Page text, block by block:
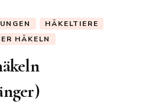
HÄKELTIERE
HÄKELN